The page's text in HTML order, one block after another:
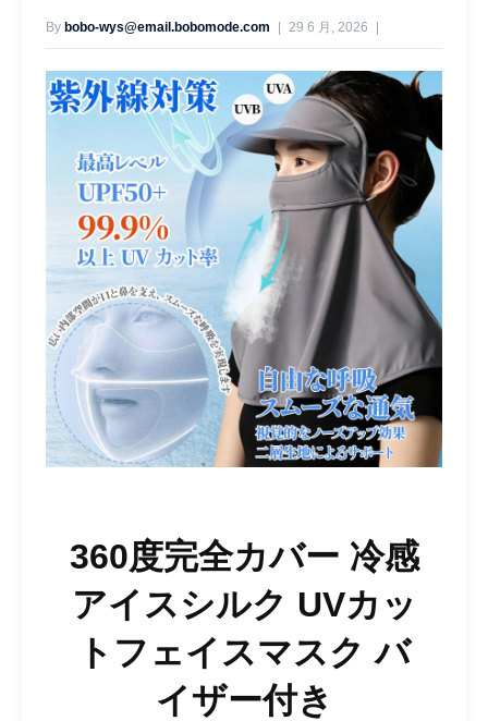
By bobo-wys@email.bobomode.com
29 6 月, 2026
20 Views
No Comments Yet
360度完全カバー 冷感
アイスシルク UVカッ
トフェイスマスク バ
イザー付き